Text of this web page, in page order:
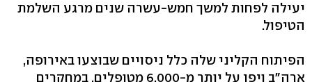
יעילה לפחות למשך חמש-עשרה שנים מרגע השלמת
הטיפול.
הפיתוח הקליני שלה כלל ניסויים שבוצעו באירופה,
ארה"ב ויפן על יותר מ-6,000 מטופלים. במחקרים